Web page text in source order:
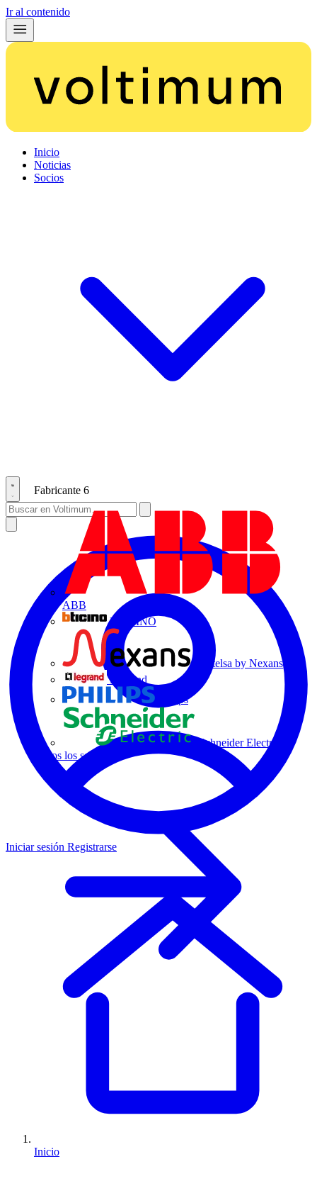
Ir al contenido
Inicio
Noticias
Socios
Fabricante 6
ABB
BTICINO
Centelsa by Nexans
Legrand
Philips
Schneider Electric
Todos los socios
Iniciar sesión Registrarse
Inicio